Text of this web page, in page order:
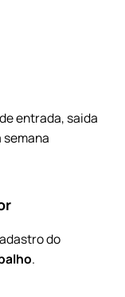
entrada, saida
do
.